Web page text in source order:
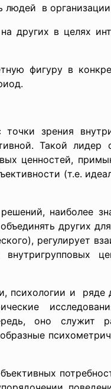
людей в
других в целях
фигуру в
зрения
Такой
ценностей,
(т.е.
наиболее
других
регулирует
психологии и ряде
оно служит